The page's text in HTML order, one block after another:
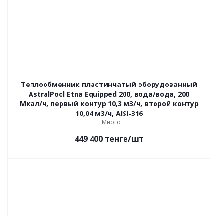
Теплообменник пластинчатый оборудованный
AstralPool Etna Equipped 200, вода/вода, 200
Мкал/ч, первый контур 10,3 м3/ч, второй контур
10,04 м3/ч, AISI-316
Много
449 400тенге/шт